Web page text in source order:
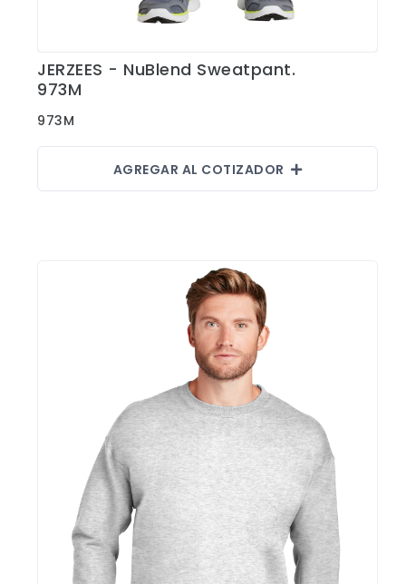
Ver Detalles
JERZEES - NuBlend Sweatpant.
973M
973M
AGREGAR AL COTIZADOR